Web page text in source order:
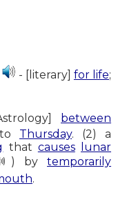
- [literary] for life;
between
to Thursday. (2) a
that causes
lunar
bytemporarily
.